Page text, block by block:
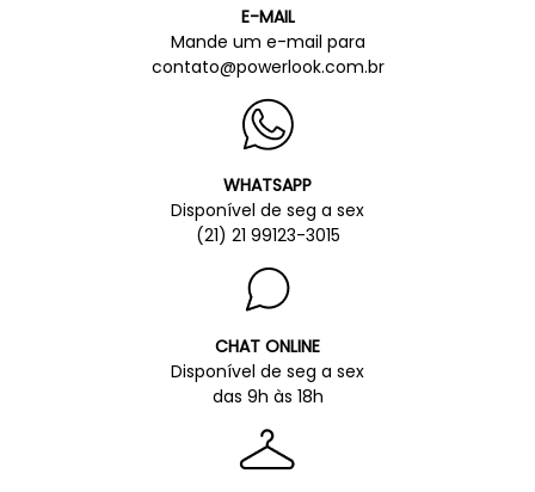
E-MAIL
Mande um e-mail para
contato@powerlook.com.br
WHATSAPP
Disponível de seg a sex
(21) 21 99123-3015
CHAT ONLINE
Disponível de seg a sex
das 9h às 18h